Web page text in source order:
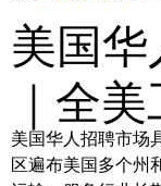
美国
｜全
美国华人招聘市场
区遍布美国多个州